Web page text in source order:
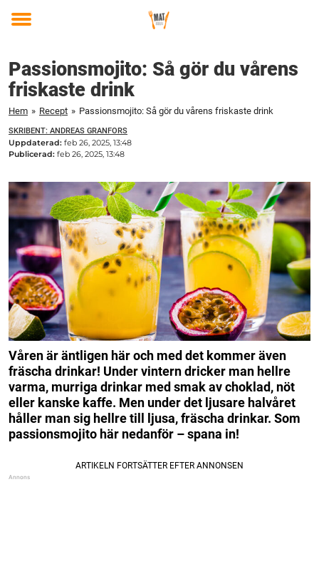
Toggle
Passionsmojito: Så gör du vårens
friskaste drink
Hem » Recept » Passionsmojito: Så gör du vårens friskaste drink
SKRIBENT: ANDREAS GRANFORS
Uppdaterad: feb 26, 2025, 13:48
Publicerad: feb 26, 2025, 13:48
Våren är äntligen här och med det kommer även
fräscha drinkar! Under vintern dricker man hellre
varma, murriga drinkar med smak av choklad, nöt
eller kanske kaffe. Men under det ljusare halvåret
håller man sig hellre till ljusa, fräscha drinkar. Som
passionsmojito här nedanför – spana in!